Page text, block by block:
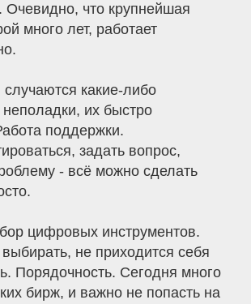
Очевидно, что крупнейшая
много лет, работает
какие-либо
неполадки, их быстро
поддержки.
задать вопрос,
- всё можно сделать
цифровых инструментов.
выбирать, не приходится себя
Порядочность. Сегодня много
бирж, и важно не попасть на